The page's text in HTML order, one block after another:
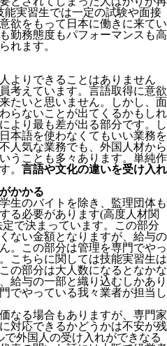
能実習生では一定の試験や面接
欲をもって日本に働きに来てい
勤務態度もパフォーマンスも高
れます。
よりできることはありません
考えています。言語取得に意欲
たいと思いません。しかし、面
らないことが出てくるかもしれ
より最も差が出る部分です。し
本語を使わなくてもいい業務を
人気な業務でも、外国人材から
うことも多々あります。単純作
。 言語や文化の違いを受け入れ
かかる
生のバイトを除き、 監理団体も
る必要があります(高度人材関
で決まっています。この部分
ない金額となりますが、給与の
。この部分は管理を専門でやっ
こちらに関しては技能実習生は
の部分は大人数になるとなかな
給与の一部と織り込むしかあり
でやっている我々業者が担当し
なる場合もありますが、専門家
対応できるかどうかは不安が残
で外国人の受け入れができなる